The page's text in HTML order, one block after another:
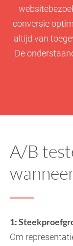
conversie
altijd van
De
A/B
1:
Om